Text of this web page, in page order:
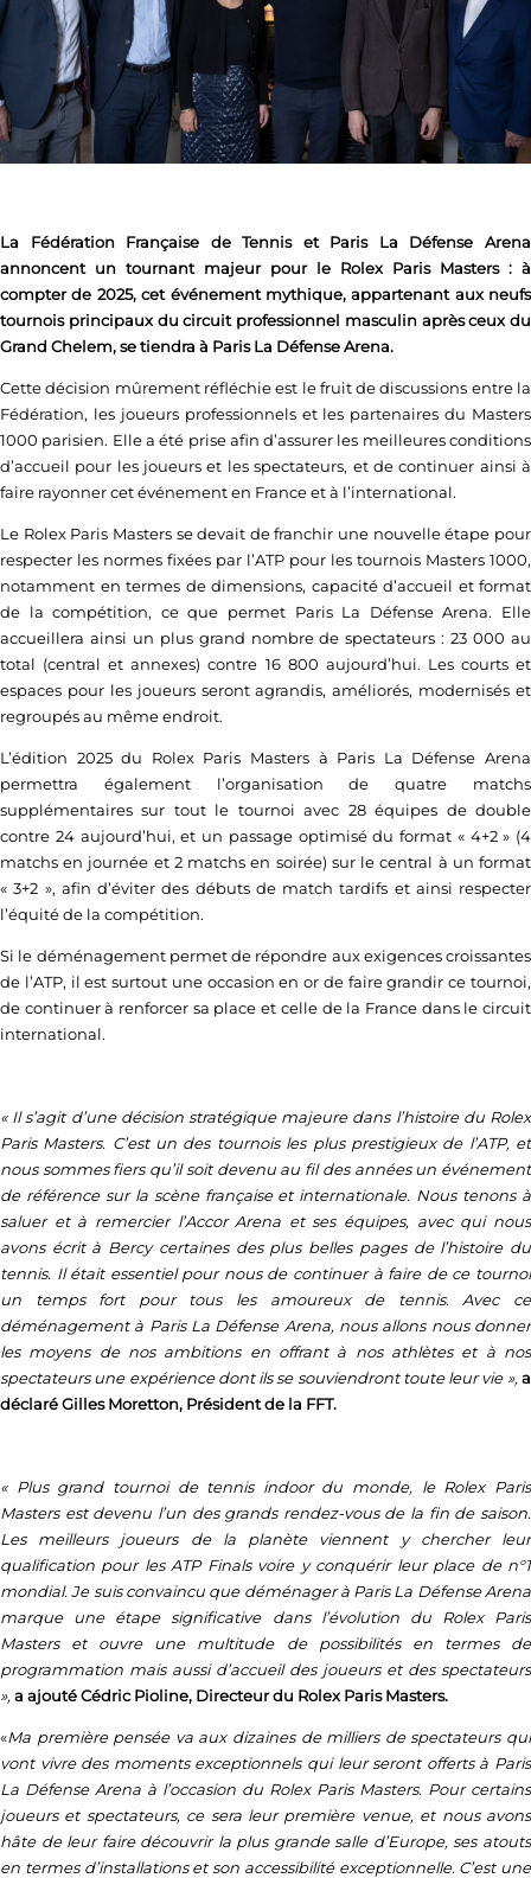
La Fédération Française de Tennis et Paris La Défense Arena
annoncent un tournant majeur pour le Rolex Paris Masters : à
compter de 2025, cet événement mythique, appartenant aux neufs
tournois principaux du circuit professionnel masculin après ceux du
Grand Chelem, se tiendra à Paris La Défense Arena.
Cette décision mûrement réfléchie est le fruit de discussions entre la
Fédération, les joueurs professionnels et les partenaires du Masters
1000 parisien. Elle a été prise afin d’assurer les meilleures conditions
d’accueil pour les joueurs et les spectateurs, et de continuer ainsi à
faire rayonner cet événement en France et à l’international.
Le Rolex Paris Masters se devait de franchir une nouvelle étape pour
respecter les normes fixées par l’ATP pour les tournois Masters 1000,
notamment en termes de dimensions, capacité d’accueil et format
de la compétition, ce que permet Paris La Défense Arena. Elle
accueillera ainsi un plus grand nombre de spectateurs : 23 000 au
total (central et annexes) contre 16 800 aujourd’hui. Les courts et
espaces pour les joueurs seront agrandis, améliorés, modernisés et
regroupés au même endroit.
L’édition 2025 du Rolex Paris Masters à Paris La Défense Arena
permettra également l’organisation de quatre matchs
supplémentaires sur tout le tournoi avec 28 équipes de double
contre 24 aujourd’hui, et un passage optimisé du format « 4+2 » (4
matchs en journée et 2 matchs en soirée) sur le central à un format
« 3+2 », afin d’éviter des débuts de match tardifs et ainsi respecter
l’équité de la compétition.
Si le déménagement permet de répondre aux exigences croissantes
de l’ATP, il est surtout une occasion en or de faire grandir ce tournoi,
de continuer à renforcer sa place et celle de la France dans le circuit
international.
« Il s’agit d’une décision stratégique majeure dans l’histoire du Rolex
Paris Masters. C’est un des tournois les plus prestigieux de l’ATP, et
nous sommes fiers qu’il soit devenu au fil des années un événement
de référence sur la scène française et internationale. Nous tenons à
saluer et à remercier l’Accor Arena et ses équipes, avec qui nous
avons écrit à Bercy certaines des plus belles pages de l’histoire du
tennis. Il était essentiel pour nous de continuer à faire de ce tournoi
un temps fort pour tous les amoureux de tennis. Avec ce
déménagement à Paris La Défense Arena, nous allons nous donner
les moyens de nos ambitions en offrant à nos athlètes et à nos
spectateurs une expérience dont ils se souviendront toute leur vie », a
déclaré Gilles Moretton, Président de la FFT.
« Plus grand tournoi de tennis indoor du monde, le Rolex Paris
Masters est devenu l’un des grands rendez-vous de la fin de saison.
Les meilleurs joueurs de la planète viennent y chercher leur
qualification pour les ATP Finals voire y conquérir leur place de n°1
mondial. Je suis convaincu que déménager à Paris La Défense Arena
marque une étape significative dans l’évolution du Rolex Paris
Masters et ouvre une multitude de possibilités en termes de
programmation mais aussi d’accueil des joueurs et des spectateurs
», a ajouté Cédric Pioline, Directeur du Rolex Paris Masters.
«Ma première pensée va aux dizaines de milliers de spectateurs qui
vont vivre des moments exceptionnels qui leur seront offerts à Paris
La Défense Arena à l’occasion du Rolex Paris Masters. Pour certains
joueurs et spectateurs, ce sera leur première venue, et nous avons
hâte de leur faire découvrir la plus grande salle d’Europe, ses atouts
en termes d’installations et son accessibilité exceptionnelle. C’est une